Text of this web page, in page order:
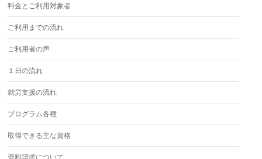
料金とご利用対象者
ご利用までの流れ
ご利用者の声
１日の流れ
就労支援の流れ
プログラム各種
取得できる主な資格
資料請求について